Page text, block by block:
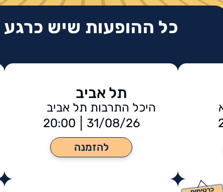
סודאי, לאון שניידרובסקי, דמיאן פאוור,
נינה דבש אמדורסקי, הילה אטדגי,
כל ההופעות שיש כרגע
תל אביב
היכל התרבות תל אביב
31/08/26
20:00
להזמנה